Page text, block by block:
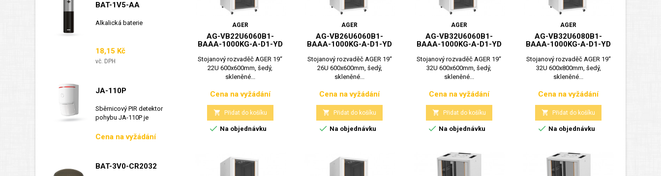
BAT-1V5-AA
Alkalická baterie
Cena
18,15 Kč
vč. DPH
JA-110P
Sběrnicový PIR detektor
pohybu JA-110P je
Cena
Cena na vyžádání
BAT-3V0-CR2032
AGER
AG-VB22U6060B1-
BAAA-1000KG-A-D1-YD
Stojanový rozvaděč AGER 19“
22U 600x600mm, šedý,
skleněné...
Cena
Cena na vyžádání
 Přidat do košíku
 Na objednávku
AGER
AG-VB26U6060B1-
BAAA-1000KG-A-D1-YD
Stojanový rozvaděč AGER 19“
26U 600x600mm, šedý,
skleněné...
Cena
Cena na vyžádání
 Přidat do košíku
 Na objednávku
AGER
AG-VB32U6060B1-
BAAA-1000KG-A-D1-YD
Stojanový rozvaděč AGER 19“
32U 600x600mm, šedý,
skleněné...
Cena
Cena na vyžádání
 Přidat do košíku
 Na objednávku
AGER
AG-VB32U6080B1-
BAAA-1000KG-A-D1-YD
Stojanový rozvaděč AGER 19“
32U 600x800mm, šedý,
skleněné...
Cena
Cena na vyžádání
 Přidat do košíku
 Na objednávku